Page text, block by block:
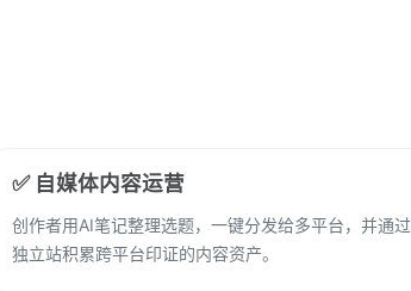
✅ 自媒体内容运营
创作者用AI笔记整理选题，一键分发给多平台，并通过
独立站积累跨平台印证的内容资产。